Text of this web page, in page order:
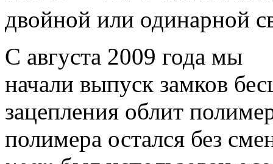
двойной или одинарной
С августа 2009 года мы
начали выпуск замков
зацепления облит
полимера остался без